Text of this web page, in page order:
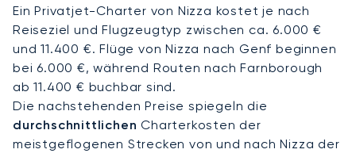
Großen Preis von Monaco oder die Yacht Show.
Andere verbringen exklusive Wochenenden
zwischen den Stränden der Riviera und den
Terrassen ihrer Villen.
Mit zwei Jahrzehnten Erfahrung war LunaJets der
erste europäische Privatjet-Broker, der die
Argus®-Zertifizierung erhielt. Mit einem Büro im
Ein Privatjet-Charter von Nizza kostet je nach
Reiseziel und Flugzeugtyp zwischen ca. 6.000 €
und 11.400 €. Flüge von Nizza nach Genf beginnen
bei 6.000 €, während Routen nach Farnborough
ab 11.400 € buchbar sind.
Die nachstehenden Preise spiegeln die
durchschnittlichen Charterkosten der
meistgeflogenen Strecken von und nach Nizza der